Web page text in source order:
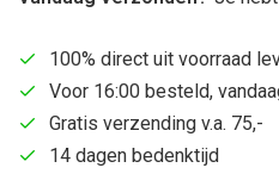
100% direct uit voorraad
Voor 16:00 besteld,
Gratis verzending v.a. 75,-
14 dagen bedenktijd